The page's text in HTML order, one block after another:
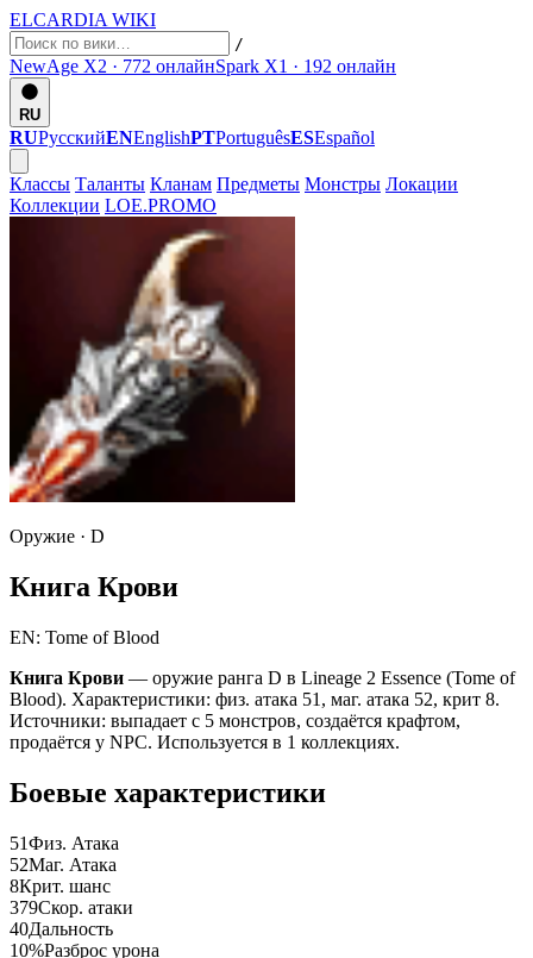
ELCARDIA WIKI
/
NewAge X2 · 772 онлайнSpark X1 · 192 онлайн
RU
RUРусскийENEnglishPTPortuguêsESEspañol
Классы Таланты Кланам Предметы Монстры Локации
Коллекции LOE.PROMO
Оружие · D
Книга Крови
EN: Tome of Blood
Книга Крови — оружие ранга D в Lineage 2 Essence (Tome of
Blood). Характеристики: физ. атака 51, маг. атака 52, крит 8.
Источники: выпадает с 5 монстров, создаётся крафтом,
продаётся у NPC. Используется в 1 коллекциях.
Боевые характеристики
51Физ. Атака
52Маг. Атака
8Крит. шанс
379Скор. атаки
40Дальность
10%Разброс урона